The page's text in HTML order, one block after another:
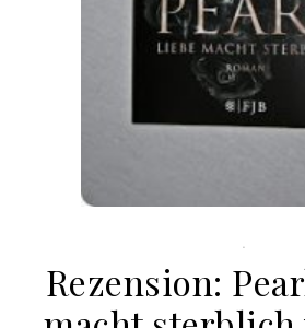
.
Rezension: